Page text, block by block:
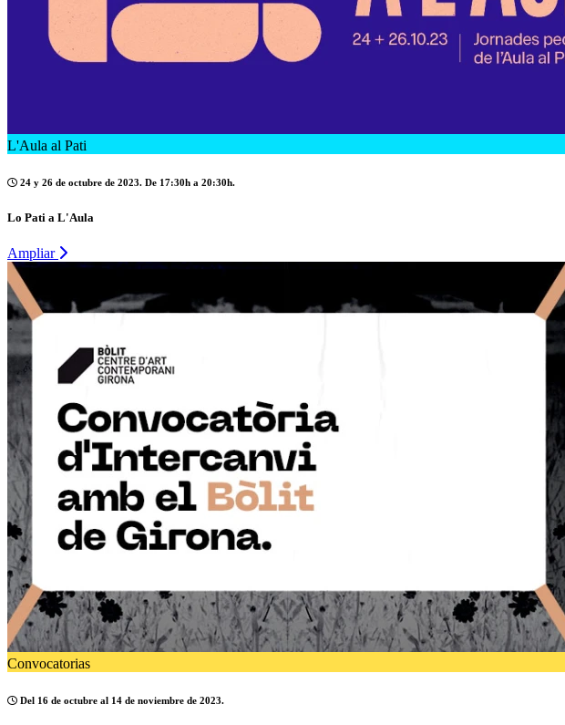
L'Aula al Pati
24 y 26 de octubre de 2023. De 17:30h a 20:30h.
Lo Pati a L'Aula
Ampliar
Convocatorias
Del 16 de octubre al 14 de noviembre de 2023.